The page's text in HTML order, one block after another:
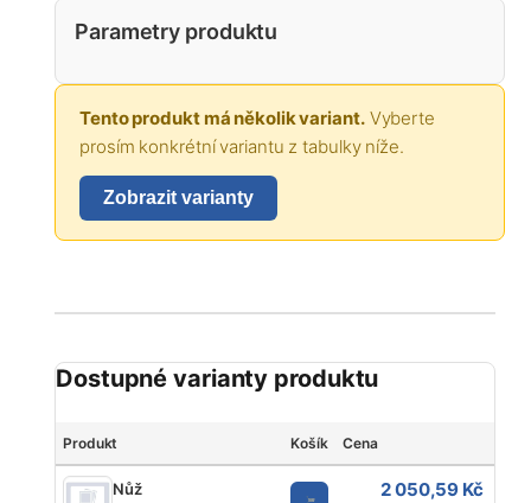
Parametry produktu
Tento produkt má několik variant.Vyberte
prosím konkrétní variantu z tabulky níže.
Zobrazit varianty
Dostupné varianty produktu
Produkt Košík Cena
Nůž 2 050,59 Kč